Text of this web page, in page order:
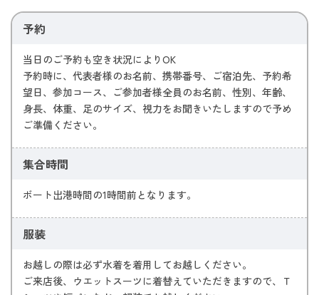
予約
当日のご予約も空き状況によりOK
予約時に、代表者様のお名前、携帯番号、ご宿泊先、予約希
望日、参加コース、ご参加者様全員のお名前、性別、年齢、
身長、体重、足のサイズ、視力をお聞きいたしますので予め
ご準備ください。
集合時間
ボート出港時間の1時間前となります。
服装
お越しの際は必ず水着を着用してお越しください。
ご来店後、ウエットスーツに着替えていただきますので、Ｔ